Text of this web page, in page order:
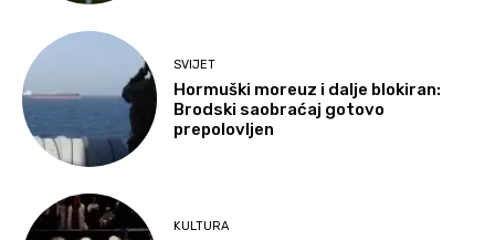
SVIJET
Hormuški moreuz i dalje blokiran:
Brodski saobraćaj gotovo
prepolovljen
KULTURA